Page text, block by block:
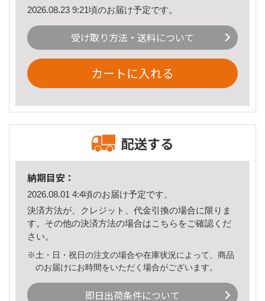
2026.08.23 9:21頃のお届け予定です。
受け取り方法・送料について
カートに入れる
配送する
納期目安：
2026.08.01 4:4頃のお届け予定です。
決済方法が、クレジット、代金引換の場合に限りま
す。その他の決済方法の場合はこちら をご確認くだ
さい。
※土・日・祝日の注文の場合や在庫状況によって、商品
のお届けにお時間をいただく場合がございます。
即日出荷条件について